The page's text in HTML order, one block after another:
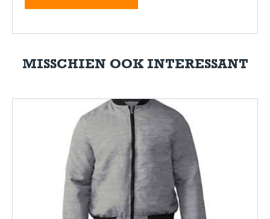
MISSCHIEN OOK INTERESSANT